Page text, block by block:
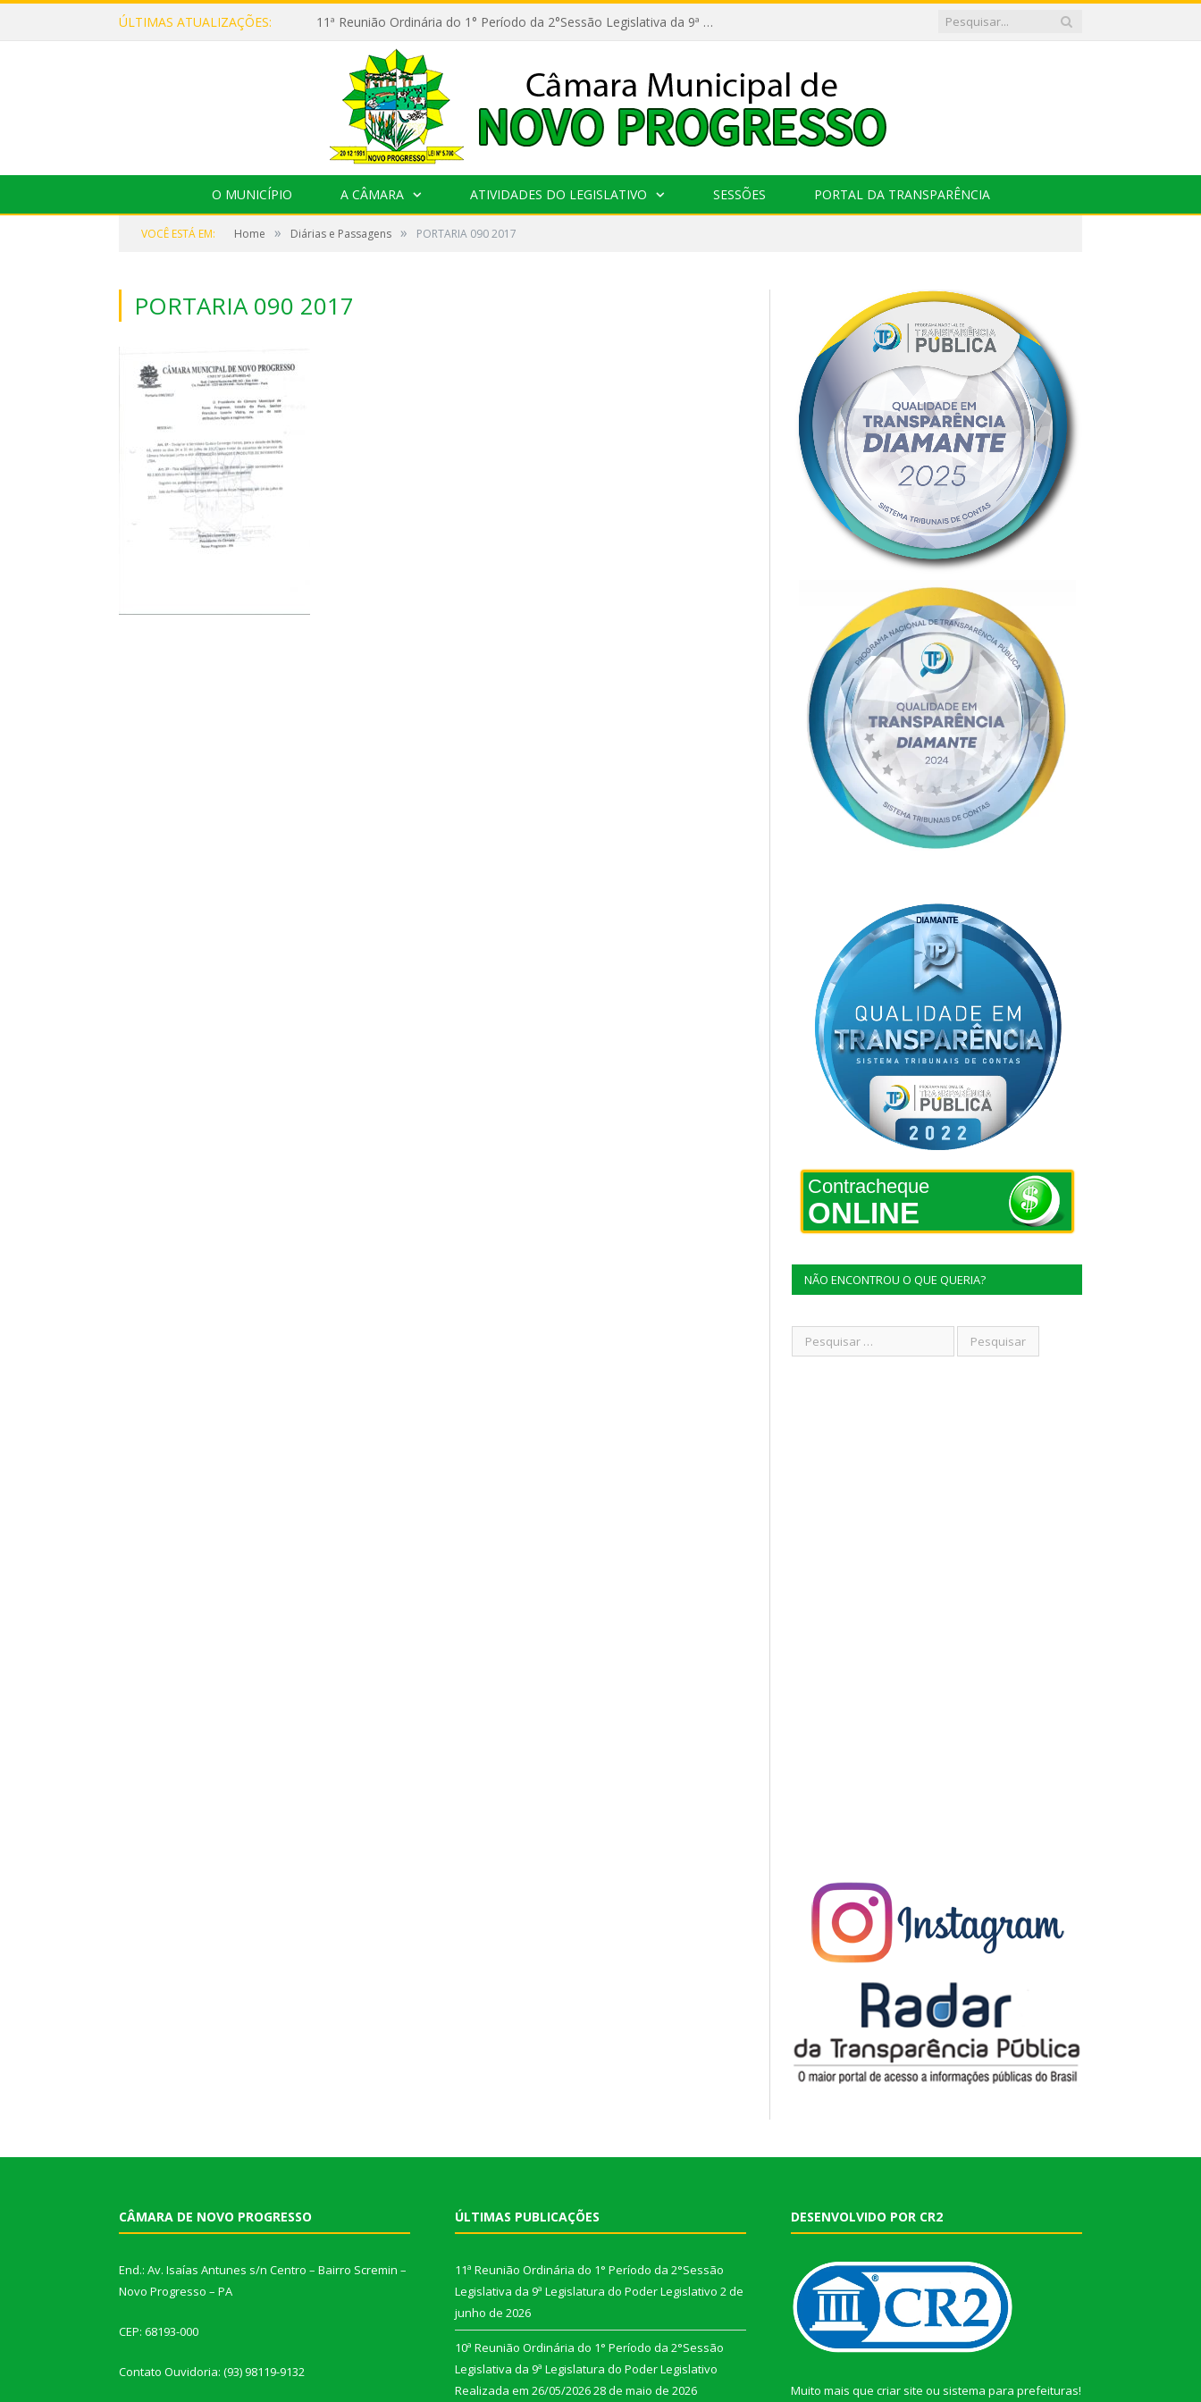
ÚLTIMAS ATUALIZAÇÕES: 11ª Reunião Ordinária do 1° Período da 2°Sessão Legislativa da 9ª Legislatura do Poder Legislativo
O MUNICÍPIO A CÂMARA ATIVIDADES DO LEGISLATIVO SESSÕES PORTAL DA TRANSPARÊNCIA
VOCÊ ESTÁ EM: Home » Diárias e Passagens » PORTARIA 090 2017
PORTARIA 090 2017
Contracheque
ONLINE
NÃO ENCONTROU O QUE QUERIA?
CÂMARA DE NOVO PROGRESSO
End.: Av. Isaías Antunes s/n Centro – Bairro Scremin –
Novo Progresso – PA
CEP: 68193-000
Contato Ouvidoria: (93) 98119-9132
ÚLTIMAS PUBLICAÇÕES
11ª Reunião Ordinária do 1° Período da 2°Sessão
Legislativa da 9ª Legislatura do Poder Legislativo 2 de
junho de 2026
10ª Reunião Ordinária do 1° Período da 2°Sessão
Legislativa da 9ª Legislatura do Poder Legislativo
Realizada em 26/05/202628 de maio de 2026
DESENVOLVIDO POR CR2
Muito mais que criar site ou sistema para prefeituras!